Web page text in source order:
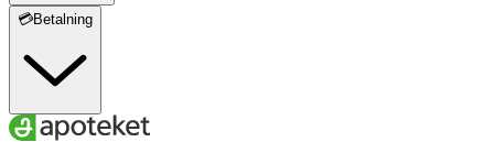
💳Betalning